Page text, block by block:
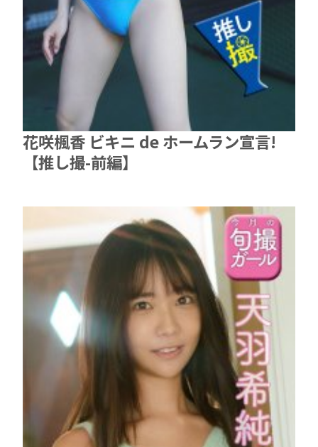
花咲楓香 ビキニ de ホームラン宣言!
【推し撮-前編】